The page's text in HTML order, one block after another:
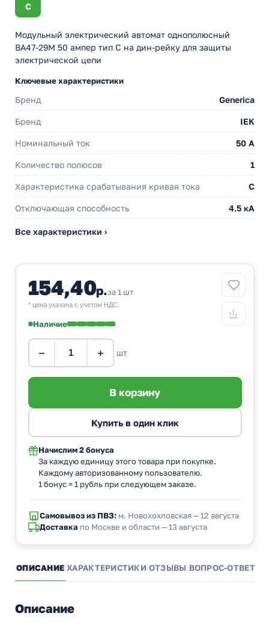
C
Модульный электрический автомат однополюсный
ВА47-29М 50 ампер тип С на дин-рейку для защиты
электрической цепи
Ключевые характеристики
Бренд Generica
Бренд IEK
Номинальный ток 50 A
Количество полюсов 1
Характеристика срабатывания кривая тока C
Отключающая способность 4.5 кА
Все характеристики ›
154,40р.за 1 шт
* цена указана с учетом НДС.
Наличие
− + шт
Начислим 2 бонуса
За каждую единицу этого товара при покупке.
Каждому авторизованному пользователю.
1 бонус = 1 рубль при следующем заказе.
Самовывоз из ПВЗ:м. Новохохловская — 12 августа
Доставка по Москве и области — 13 августа
ОПИСАНИЕ ХАРАКТЕРИСТИКИ ОТЗЫВЫ ВОПРОС-ОТВЕТ
Описание